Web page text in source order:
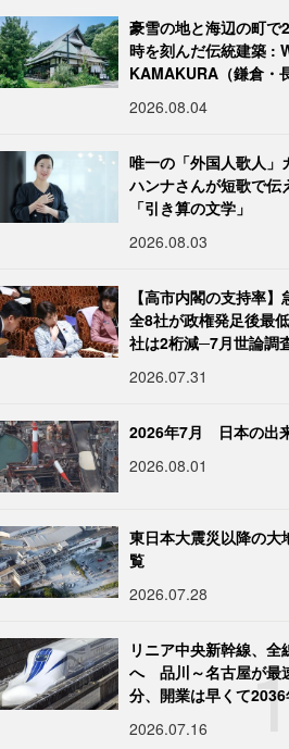
豪雪の地と海辺の町で
時を刻んだ伝統建築 :
KAMAKURA（鎌倉・
2026.08.04
唯一の「外国人歌人」
ハンナさんが短歌で伝
「引き算の文学」
2026.08.03
【高市内閣の支持率】
全8社が政権発足後最
社は2桁減─7月世論調
2026.07.31
2026年7月 日本の出
2026.08.01
東日本大震災以降の大
覧
2026.07.28
リニア中央新幹線、全
へ 品川～名古屋が最
分、開業は早くて
2026.07.16